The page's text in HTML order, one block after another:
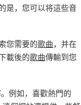
是，您可以将這些音
您需要的歌曲，并在
載後的歌曲傳輸到您
例如，喜歡熱門的